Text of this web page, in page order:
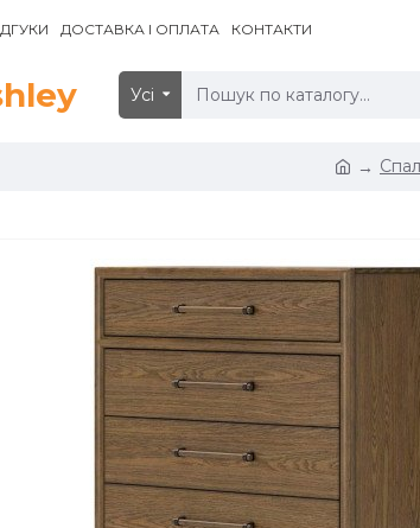
ДОСТАВКА І ОПЛАТА КОНТАКТИ
Усі